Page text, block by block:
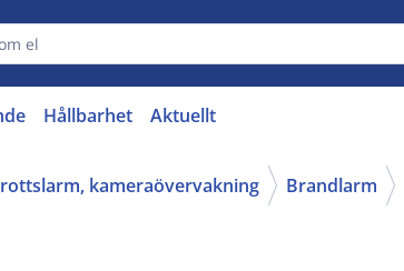
Hållbarhet Aktuellt
kameraövervakning Brandlarm